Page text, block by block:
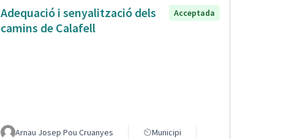
Adequació i senyalització dels
camins de Calafell
Acceptada
Arnau Josep Pou Cruanyes
Municipi